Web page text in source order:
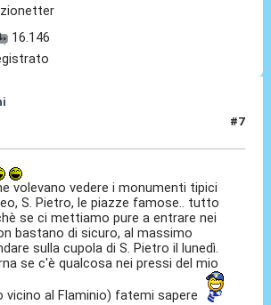
16.146
#7
volevano vedere i monumenti tipici
S. Pietro, le piazze famose.. tutto
se ci mettiamo pure a entrare nei
bastano di sicuro, al massimo
sulla cupola di S. Pietro il lunedì.
se c'è qualcosa nei pressi del mio
al Flaminio) fatemi sapere